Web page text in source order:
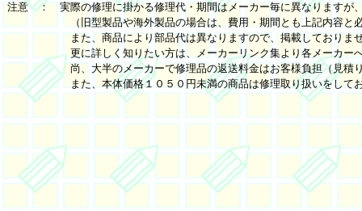
注意 ： 実際の修理に掛かる修理代・期間はメーカー毎に異なりますが
（旧型製品や海外製品の場合は、費用・期間とも上記内容と必
また、商品により部品代は異なりますので、掲載しておりま
更に詳しく知りたい方は、メーカーリンク集より各メーカーへ
尚、大半のメーカーで修理品の返送料金はお客様負担（見積り依
また、本体価格１０５０円未満の商品は修理取り扱いをしてお